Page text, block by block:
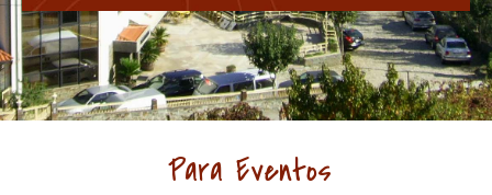
Para Eventos